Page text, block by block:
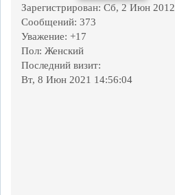
Зарегистрирован: Сб, 2 Июн 2012
Сообщений: 373
Уважение: +17
Пол: Женский
Последний визит:
Вт, 8 Июн 2021 14:56:04